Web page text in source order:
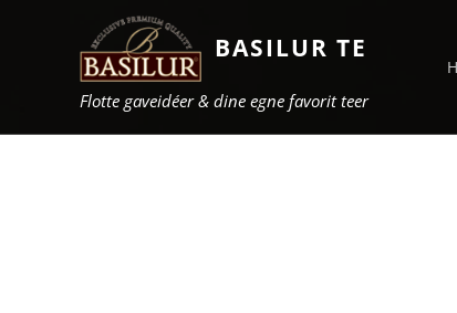
BASILUR TE
Flotte gaveidéer & dine egne favorit teer